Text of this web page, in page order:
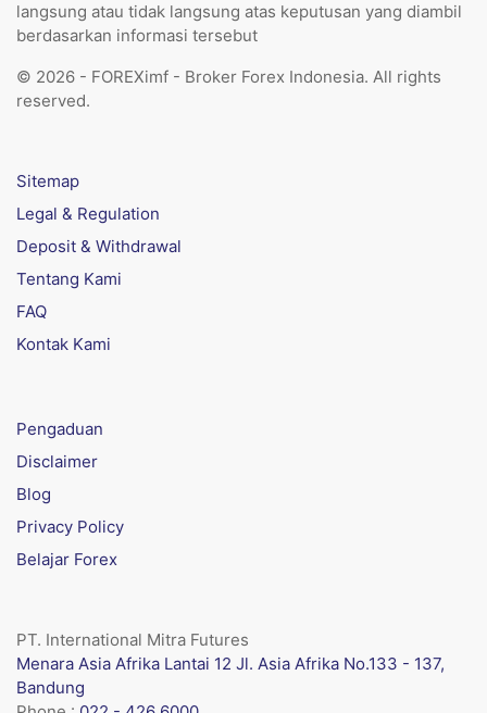
langsung atau tidak langsung atas keputusan yang diambil
berdasarkan informasi tersebut
© 2026 - FOREXimf - Broker Forex Indonesia. All rights
reserved.
Sitemap
Legal & Regulation
Deposit & Withdrawal
Tentang Kami
FAQ
Kontak Kami
Pengaduan
Disclaimer
Blog
Privacy Policy
Belajar Forex
PT. International Mitra Futures
Menara Asia Afrika Lantai 12 Jl. Asia Afrika No.133 - 137,
Bandung